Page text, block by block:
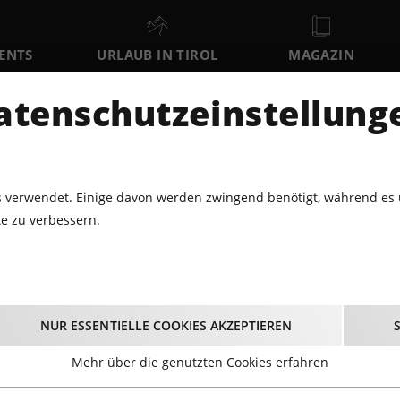
URLAUB IN TIROL MAGAZIN
SA SO MO 11
und Sonntag-
am Kofel
Einige davon werden zwingend benötigt, während
zu verbessern.
NUR ESSENTIELLE COOKIES AKZEPTIEREN
Mehr über die genutzten Cookies erfahren